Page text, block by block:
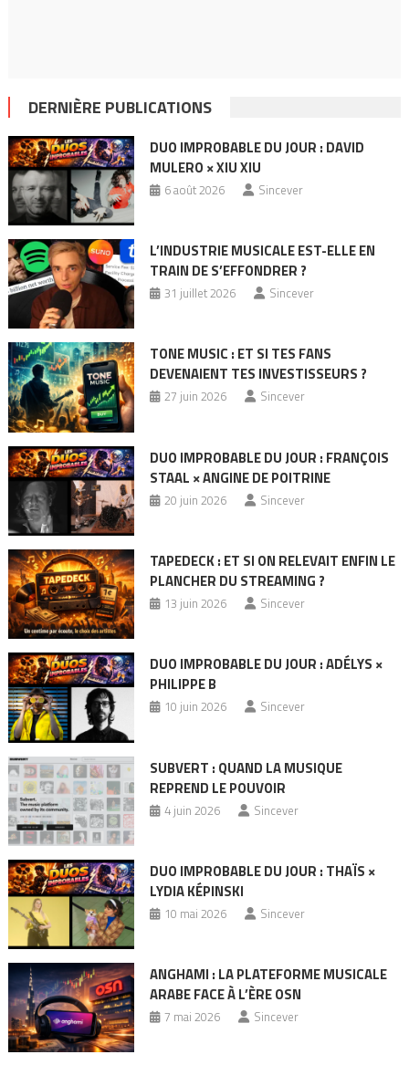
DERNIÈRE PUBLICATIONS
DUO IMPROBABLE DU JOUR : DAVID
MULERO × XIU XIU
6 août 2026 Sincever
L’INDUSTRIE MUSICALE EST-ELLE EN
TRAIN DE S’EFFONDRER ?
31 juillet 2026 Sincever
TONE MUSIC : ET SI TES FANS
DEVENAIENT TES INVESTISSEURS ?
27 juin 2026 Sincever
DUO IMPROBABLE DU JOUR : FRANÇOIS
STAAL × ANGINE DE POITRINE
20 juin 2026 Sincever
TAPEDECK : ET SI ON RELEVAIT ENFIN LE
PLANCHER DU STREAMING ?
13 juin 2026 Sincever
DUO IMPROBABLE DU JOUR : ADÉLYS ×
PHILIPPE B
10 juin 2026 Sincever
SUBVERT : QUAND LA MUSIQUE
REPREND LE POUVOIR
4 juin 2026 Sincever
DUO IMPROBABLE DU JOUR : THAÏS ×
LYDIA KÉPINSKI
10 mai 2026 Sincever
ANGHAMI : LA PLATEFORME MUSICALE
ARABE FACE À L’ÈRE OSN
7 mai 2026 Sincever